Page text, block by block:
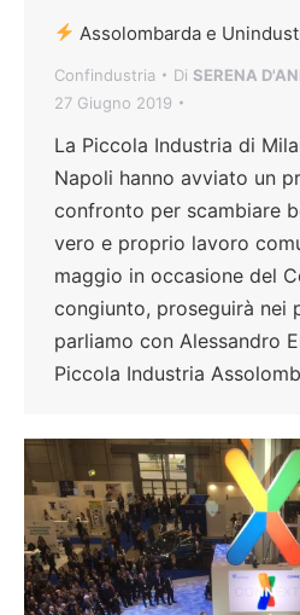
Assolombarda e
Confindustria Di SERENA
27 Giugno 2019
La Piccola Industria di
Napoli hanno avviato un
confronto per scambiare
vero e proprio lavoro
maggio in occasione del
congiunto, proseguirà nei
parliamo con Alessandro
Piccola Industria